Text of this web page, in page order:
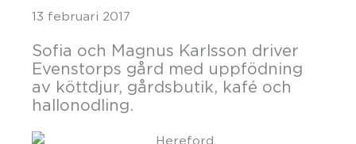
13 februari 2017
Sofia och Magnus Karlsson driver
Evenstorps gård med uppfödning
av köttdjur, gårdsbutik, kafé och
hallonodling.